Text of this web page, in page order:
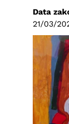
Data
21/03/